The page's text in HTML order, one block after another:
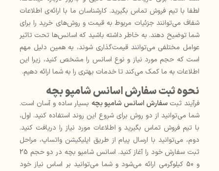
لطفا با تیم فروش تماس بگیرید. کارشناسان ما با ارائه‌ی اطلاعات
شفاف می‌توانند جزئیات مربوط به قیمت و روش‌های خرید را برای
شما توضیح دهند. به خاطر داشته باشید که اسانس‌ها تحت تاثیر
عوامل مختلفی می‌توانند قیمت‌گذاری شوند، به همین دلیل مهم
است که حجم مورد نیاز و نوع اسانس را مشخص کنید، زیرا این
اطلاعات به ما کمک می‌کند تا خدمات بهتری را به شما ارائه دهیم.
نحوه ثبت سفارش اسانس شامپو بچه
فرآیند ثبت سفارش اسانس شامپو بچه بسیار ساده و آسان است.
شما می‌توانید از دو روش برای شروع این روند استفاده کنید. اول،
با تیم فروش تماس بگیرید و اطلاعات مورد نیاز را دریافت کنید.
دوم، می‌توانید با ارسال پیام از طریق اپلیکیشن واتساپ، مراحل
ثبت سفارش خود را آغاز کنید. اسانس شامپو بچه در دو حجم 25
و 50 کیلوگرمی ارائه می‌شود و شما می‌توانید بر اساس نیاز خود